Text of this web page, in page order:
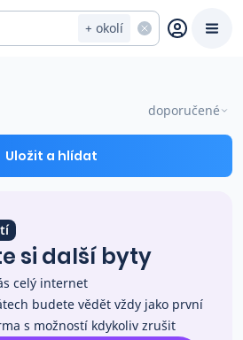
+ okolí
nemovitostí
Teplice
doporučené
Uložit a hlídat
si další byty
celý internet
budete vědět vždy jako první
s možností kdykoliv zrušit